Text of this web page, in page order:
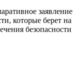
заявление
которые берет на
безопасности